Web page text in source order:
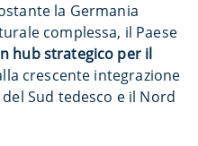
la Germania
complessa, il Paese
hub strategico per il
crescente integrazione
Sud tedesco e il Nord